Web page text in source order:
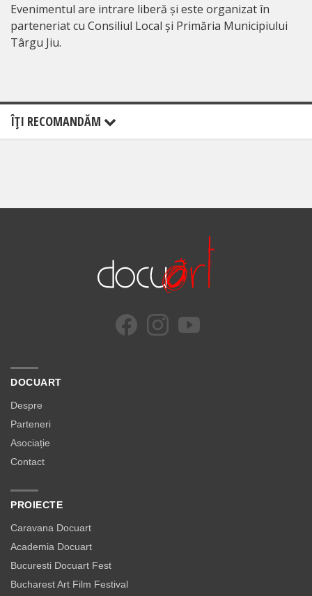
Evenimentul are intrare liberă și este organizat în
parteneriat cu Consiliul Local și Primăria Municipiului
Târgu Jiu.
ÎŢI RECOMANDĂM
DOCUART
Despre
Parteneri
Asociație
Contact
PROIECTE
Caravana Docuart
Academia Docuart
Bucuresti Docuart Fest
Bucharest Art Film Festival